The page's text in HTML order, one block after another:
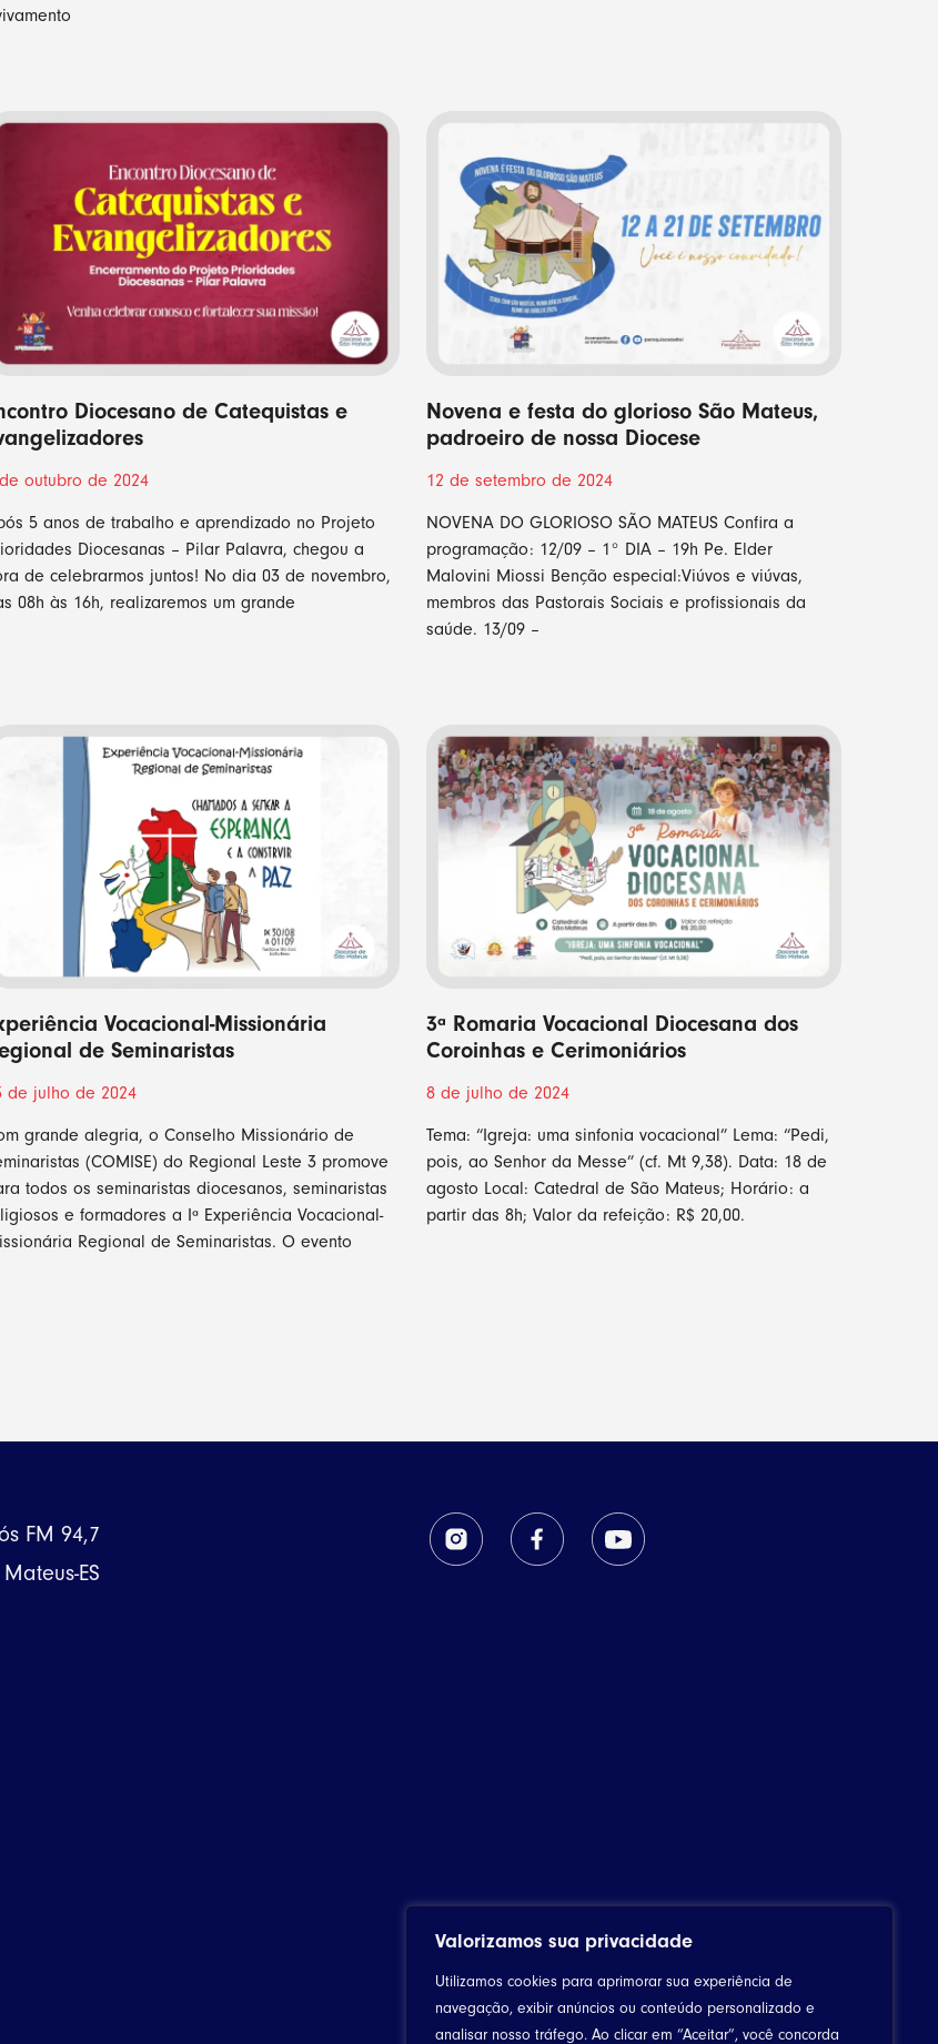
Valorizamos sua privacidade
Utilizamos cookies para aprimorar sua experiência de
navegação, exibir anúncios ou conteúdo personalizado e
analisar nosso tráfego. Ao clicar em “Aceitar”, você concorda
Diocesano de Catequistas e
outubro de 2024
5 anos de trabalho e aprendizado no Projeto
Diocesanas – Pilar Palavra, chegou a
de celebrarmos juntos! No dia 03 de novembro,
08h às 16h, realizaremos um grande
Novena e festa do glorioso São Mateus,
padroeiro de nossa Diocese
12 de setembro de 2024
NOVENA DO GLORIOSO SÃO MATEUS Confira a
programação: 12/09 – 1° DIA – 19h Pe. Elder
Malovini Miossi Benção especial:Viúvos e viúvas,
membros das Pastorais Sociais e profissionais da
saúde. 13/09 –
Vocacional-Missionária
de Seminaristas
de julho de 2024
grande alegria, o Conselho Missionário de
(COMISE) do Regional Leste 3 promove
todos os seminaristas diocesanos, seminaristas
e formadores a Iª Experiência Vocacional-
Regional de Seminaristas. O evento
3ª Romaria Vocacional Diocesana dos
Coroinhas e Cerimoniários
8 de julho de 2024
Tema: “Igreja: uma sinfonia vocacional” Lema: “Pedi,
pois, ao Senhor da Messe” (cf. Mt 9,38). Data: 18 de
agosto Local: Catedral de São Mateus; Horário: a
partir das 8h; Valor da refeição: R$ 20,00.
FM 94,7
ES